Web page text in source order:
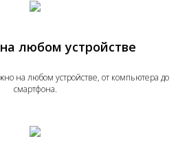
любом устройстве
на любом устройстве, от компьютера до
смартфона.